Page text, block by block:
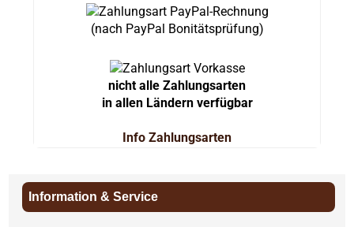
(nach PayPal Bonitätsprüfung)
nicht alle Zahlungsarten
in allen Ländern verfügbar
Info Zahlungsarten
Information & Service